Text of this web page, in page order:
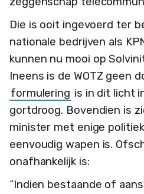
Die is ooit ingevoerd ter
nationale bedrijven als
kunnen nu mooi op
Ineens is de WOTZ geen
formulering is in dit licht
gortdroog. Bovendien is
minister met enige
eenvoudig wapen is.
onafhankelijk is:
“Indien bestaande of